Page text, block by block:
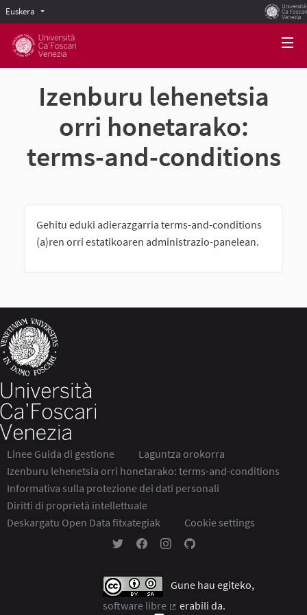
Euskera Scegli la lingua
Izenburu lehenetsia
orri honetarako:
terms-and-conditions
Gehitu eduki adierazgarria terms-and-conditions
(a)ren orri estatikoaren administrazio-panelean.
Linee Guida di gestione
Laguntza orokorra
Izenburu lehenetsia orri honetarako: terms-and-conditions
Informativa sulla protezione dei dati personali
Diritti di proprietà intellettuale
Deskargatu Open Data fitxategiak
Cookie settings
Partecipa Ca' Foscari Twitterren
Partecipa Ca' Foscari Facebooken
Partecipa Ca' Foscari
Partecipa Ca' Foscari
Gune hau egiteko,
software libre
erabili da.